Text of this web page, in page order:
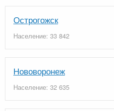
Острогожск
Население: 33 842
Нововоронеж
Население: 32 635